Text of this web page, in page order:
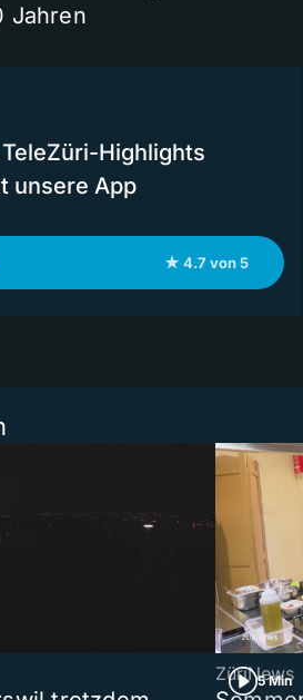
Jahren
Highlights
unsere App
★ 4.7 von 5
5 Min
ZüriNews